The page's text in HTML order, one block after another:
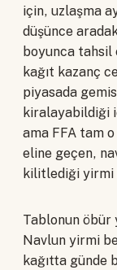
için, uzlaşma
düşünce
boyunca tahsil
kağıt kazanç
piyasada
kiralayabildiği
ama FFA tam
eline geçen,
kilitlediği yirmi
Tablonun öbür
Navlun yirmi
kağıtta günde